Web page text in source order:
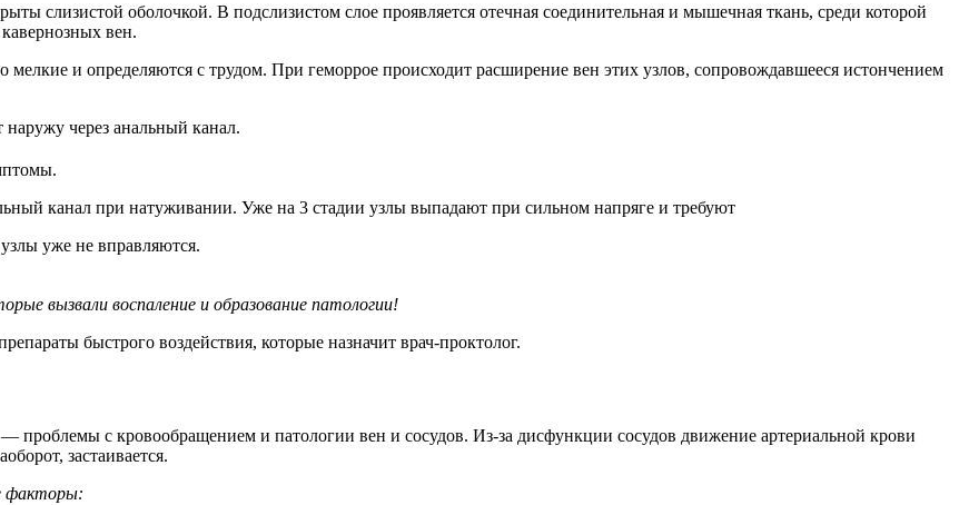
слизистой оболочкой. В подслизистом слое проявляется отечная соединительная и мышечная ткань, среди которой
вен.
мелкие и определяются с трудом. При геморрое происходит расширение вен этих узлов, сопровождавшееся истончением
через анальный канал.
канал при натуживании. Уже на 3 стадии узлы выпадают при сильном напряге и требуют
уже не вправляются.
вызвали воспаление и образование патологии!
быстрого воздействия, которые назначит врач-проктолог.
с кровообращением и патологии вен и сосудов. Из-за дисфункции сосудов движение артериальной крови
застаивается.
факторы: